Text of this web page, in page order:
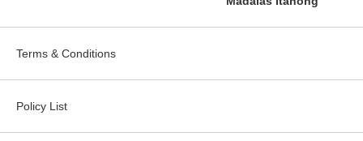
Terms & Conditions
Policy List